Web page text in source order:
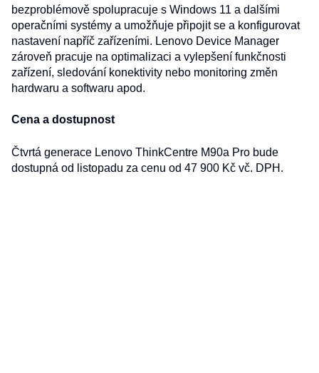
bezproblémově spolupracuje s Windows 11 a dalšími
operačními systémy a umožňuje připojit se a konfigurovat
nastavení napříč zařízeními. Lenovo Device Manager
zároveň pracuje na optimalizaci a vylepšení funkčnosti
zařízení, sledování konektivity nebo monitoring změn
hardwaru a softwaru apod.
Cena a dostupnost
Čtvrtá generace Lenovo ThinkCentre M90a Pro bude
dostupná od listopadu za cenu od 47 900 Kč vč. DPH.